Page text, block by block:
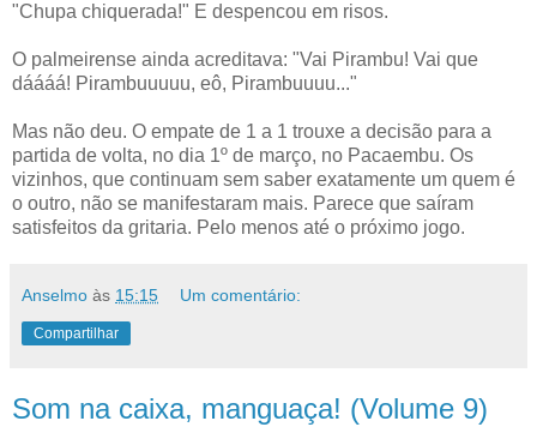
"Chupa chiquerada!" E despencou em risos.
O palmeirense ainda acreditava: "Vai Pirambu! Vai que
dáááá! Pirambuuuuu, eô, Pirambuuuu..."
Mas não deu. O empate de 1 a 1 trouxe a decisão para a
partida de volta, no dia 1º de março, no Pacaembu. Os
vizinhos, que continuam sem saber exatamente um quem é
o outro, não se manifestaram mais. Parece que saíram
satisfeitos da gritaria. Pelo menos até o próximo jogo.
Anselmo às 15:15 Um comentário:
Compartilhar
Som na caixa, manguaça! (Volume 9)